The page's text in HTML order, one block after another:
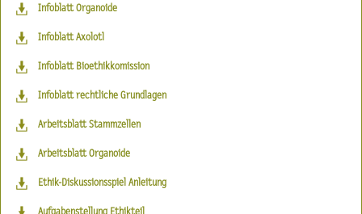
Infoblatt Organoide
Infoblatt Axolotl
Infoblatt Bioethikkomission
Infoblatt rechtliche Grundlagen
Arbeitsblatt Stammzellen
Arbeitsblatt Organoide
Ethik-Diskussionsspiel Anleitung
Aufgabenstellung Ethikteil